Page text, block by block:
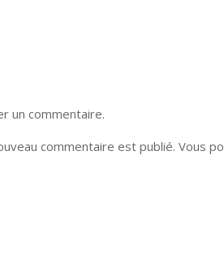
un commentaire.
commentaire est publié. Vous